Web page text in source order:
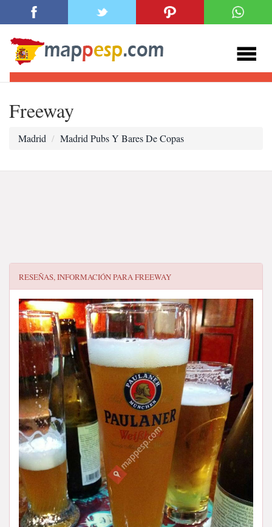
Freeway
Madrid Madrid Pubs Y Bares De Copas
RESEÑAS, INFORMACIÓN PARAFREEWAY